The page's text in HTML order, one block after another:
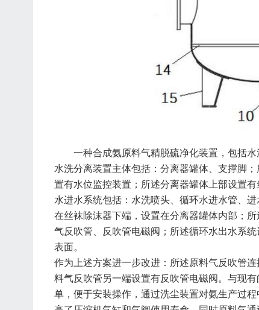
一种合成氨原料气精脱硫净化装置，包括
水洗分离装置主体包括：分离器罐体、支撑脚
置有水位监控装置；所述分离器罐体上部设置
水进水系统包括：水洗喷头、循环水进水管、
在丝袜除沫器下端，设置在分离器罐体内部；
气反吹管、反吹管电磁阀；所述循环水出水系
表面。
作为上述方案进一步改进：所述原料气反吹管
料气反吹管另一端设置有反吹管电磁阀。与现
单，便于安装操作，通过洗尘装置对氨生产过